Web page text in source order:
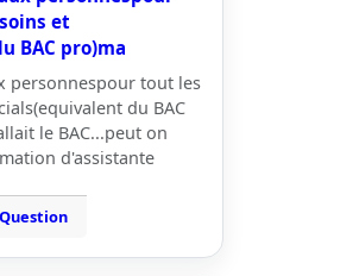
et
BAC pro)ma
personnespour tout les
du BAC
le BAC...peut on
d'assistante